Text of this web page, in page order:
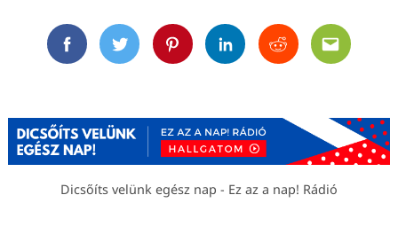
FacebookTwitterPinterestLinkedinRedditEmail
Dicsőíts velünk egész nap - Ez az a nap! Rádió